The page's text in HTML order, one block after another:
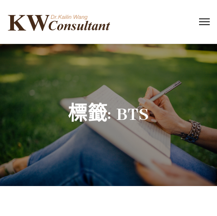
標籤:BTS